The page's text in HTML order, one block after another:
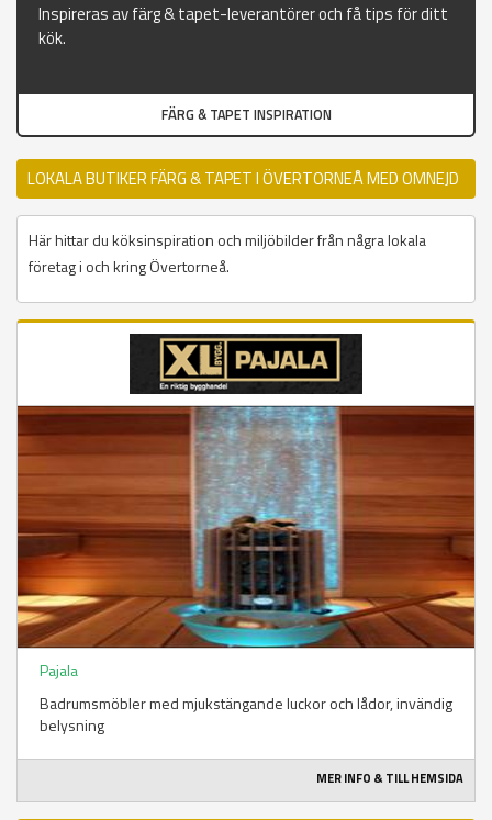
Inspireras av färg & tapet-leverantörer och få tips för ditt
kök.
FÄRG & TAPET INSPIRATION
LOKALA BUTIKER FÄRG & TAPET I ÖVERTORNEÅ MED OMNEJD
Här hittar du köksinspiration och miljöbilder från några lokala
företag i och kring Övertorneå.
Pajala
Badrumsmöbler med mjukstängande luckor och lådor, invändig
belysning
MER INFO & TILL HEMSIDA